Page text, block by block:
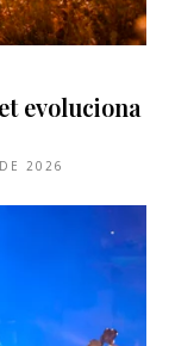
evoluciona
2026